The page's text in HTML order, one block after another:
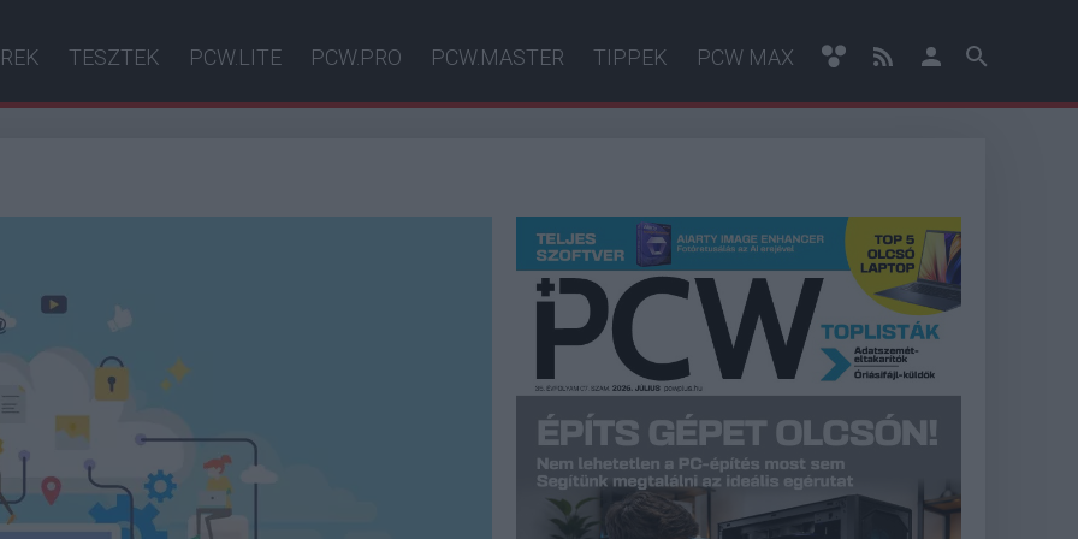
TESZTEK PCW.LITE PCW.PRO PCW.MASTER TIPPEK PCW MAX